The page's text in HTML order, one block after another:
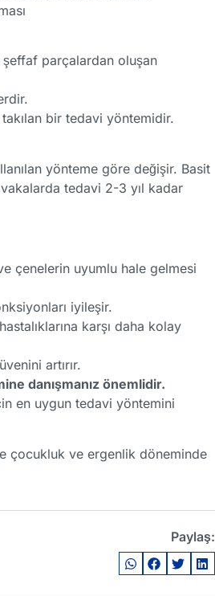
şeffaf parçalardan oluşan
bir tedavi yöntemidir.
yönteme göre değişir. Basit
tedavi 2-3 yıl kadar
çenelerin uyumlu hale gelmesi
iyileşir.
karşı daha kolay
artırır.
danışmanız önemlidir.
en uygun tedavi yöntemini
çocukluk ve ergenlik döneminde
Paylaş: